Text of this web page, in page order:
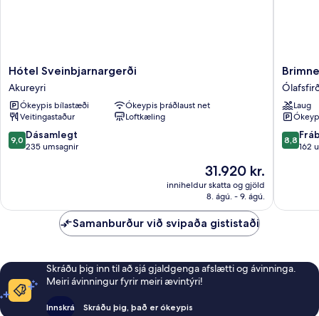
Hótel
Sveinbjarnargerði
Akureyri
Hótel Sveinbjarnargerði
Akureyri
Ókeypis bílastæði
Ókeypis þráðlaust net
Veitingastaður
Loftkæling
9.0
af
9,0 Dásamlegt
235 umsagnir
Verðið
er
31.920 kr.
31.920 kr.
inniheldur skatta og gjöld
8. ágú. - 9. ágú.
Brimnes
bústaðir
Laug
8.8
af
8,8
162
Samanburður við svipaða gististaði
Skráðu þig inn til að sjá gjaldgenga afslætti og ávinninga.
Meiri ávinningur fyrir meiri ævintýri!
Innskrá Skráðu þig, það er ókeypis